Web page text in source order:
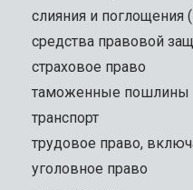
слияния и поглощения
средства правовой
страховое право
таможенные пошлины
транспорт
трудовое право,
уголовное право